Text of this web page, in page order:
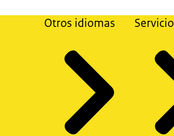
Otros idiomas Servicio